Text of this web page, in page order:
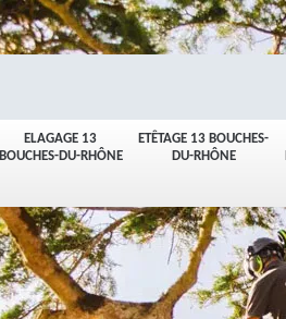
ELAGAGE 13
BOUCHES-DU-RHÔNE
ETÊTAGE 13 BOUCHES-
DU-RHÔNE